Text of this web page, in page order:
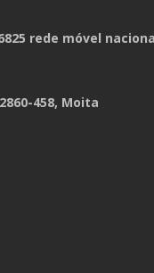
rede móvel
458, Moita